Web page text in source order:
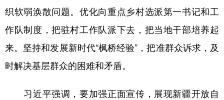
织软弱涣散问题。优化向重点乡村选派第一书记和工
作队制度，把驻村工作队派下去，把当地干部培养起
来。坚持和发展新时代“枫桥经验”，把准群众诉求，及
时解决基层群众的困难和矛盾。
习近平强调，要加强正面宣传，展现新疆开放自